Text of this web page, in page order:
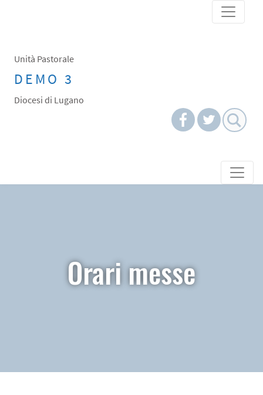
Unità Pastorale
DEMO 3
Diocesi di Lugano
Orari messe